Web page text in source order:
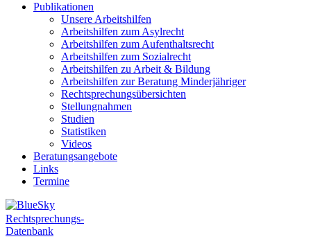
Publikationen
Unsere Arbeitshilfen
Arbeitshilfen zum Asylrecht
Arbeitshilfen zum Aufenthaltsrecht
Arbeitshilfen zum Sozialrecht
Arbeitshilfen zu Arbeit & Bildung
Arbeitshilfen zur Beratung Minderjähriger
Rechtsprechungsübersichten
Stellungnahmen
Studien
Statistiken
Videos
Beratungsangebote
Links
Termine
Rechtsprechungs-
Datenbank